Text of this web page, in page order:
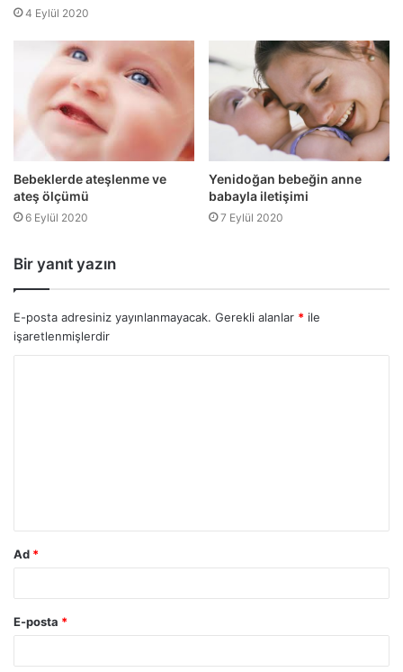
4 Eylül 2020
Bebeklerde ateşlenme ve
ateş ölçümü
6 Eylül 2020
Yenidoğan bebeğin anne
babayla iletişimi
7 Eylül 2020
Bir yanıt yazın
E-posta adresiniz yayınlanmayacak. Gerekli alanlar * ile
işaretlenmişlerdir
Ad *
E-posta *